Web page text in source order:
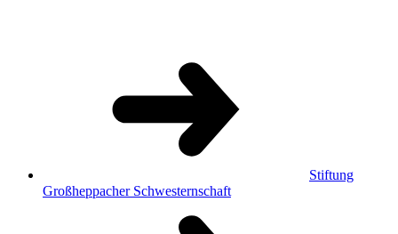
Stiftung
Großheppacher Schwesternschaft